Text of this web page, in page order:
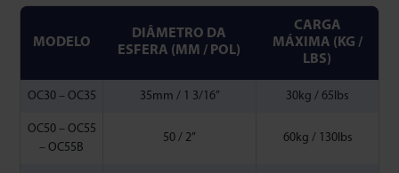
MODELO
DIÂMETRO DA
ESFERA (MM / POL)
CARGA
MÁXIMA (KG /
LBS)
OC30 – OC35 35mm / 1 3/16” 30kg / 65lbs
OC50 – OC55
– OC55B
50 / 2” 60kg / 130lbs